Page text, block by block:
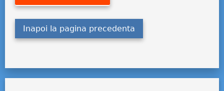
Inapoi la pagina precedenta